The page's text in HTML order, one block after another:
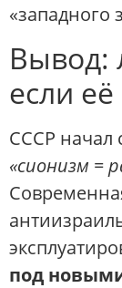
«западного
Вывод:
если
СССР начал
«сионизм =
под